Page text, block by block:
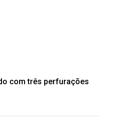
com três perfurações